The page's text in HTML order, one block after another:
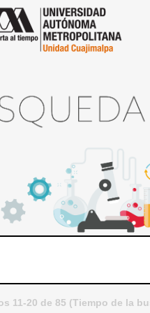
11-20 de 85 (Tiempo de la